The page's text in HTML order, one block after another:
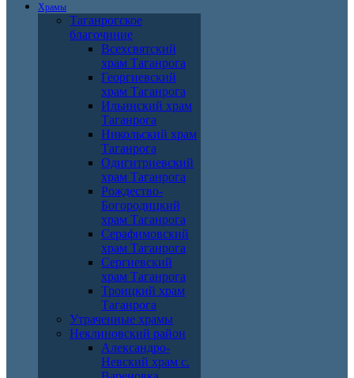
Храмы
Таганрогское
благочиние
Всехсвятский
храм Таганрога
Георгиевский
храм Таганрога
Ильинский храм
Таганрога
Никольский храм
Таганрога
Одигитриевский
храм Таганрога
Рождество-
Богородицкий
храм Таганрога
Серафимовский
храм Таганрога
Сергиевский
храм Таганрога
Троицкий храм
Таганрога
Утраченные храмы
Неклиновский район
Александро-
Невский храм с.